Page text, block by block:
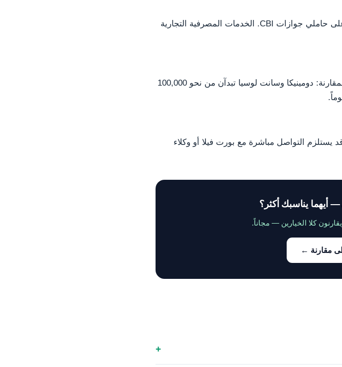
بعض البنوك الكبرى تُطبّق العناية المعززة (EDD) على حاملي جوازات CBI. الخدمات المصرفية التجارية
DSP يبدأ من ~135,500 دولار شاملاً (فرد واحد). للمقارنة: دومينيكا وسانت لوسيا تبدآن من نحو 100,000
يستلزم التواصل مباشرة مع بورت فيلا أو وكلاء
— أيهما يناسبك أكثر؟
كلا الخيارين — مجاناً.
مقارنة ←
+